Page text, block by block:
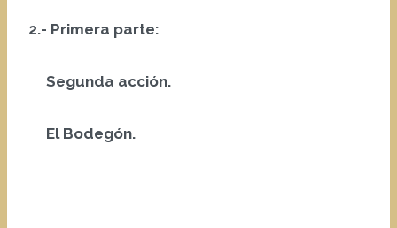
2.- Primera parte:
Segunda acción.
El Bodegón.